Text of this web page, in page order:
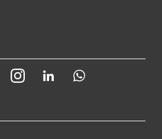
YoutubeInstagram LinkedIn